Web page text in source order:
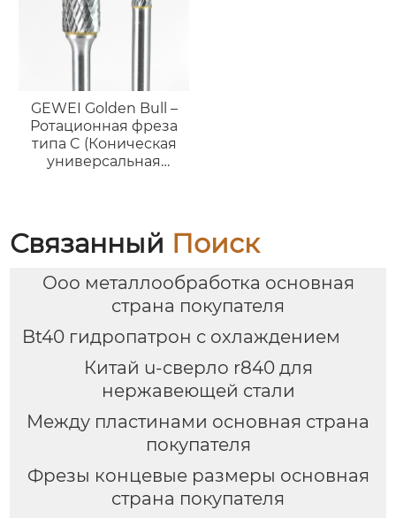
GEWEI Golden Bull –
Ротационная фреза
типа C (Коническая
универсальная
Связанный Поиск
Ооо металлообработка основная
страна покупателя
Bt40 гидропатрон с охлаждением
Китай u-сверло r840 для
нержавеющей стали
Между пластинами основная страна
покупателя
Фрезы концевые размеры основная
страна покупателя